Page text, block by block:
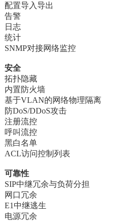
配置导入导出
告警
日志
统计
SNMP对接网络监控
安全
拓扑隐藏
内置防火墙
基于VLAN的网络物理隔离
防DoS/DDoS攻击
注册流控
呼叫流控
黑白名单
ACL访问控制列表
可靠性
SIP中继冗余与负荷分担
网口冗余
E1中继逃生
电源冗余